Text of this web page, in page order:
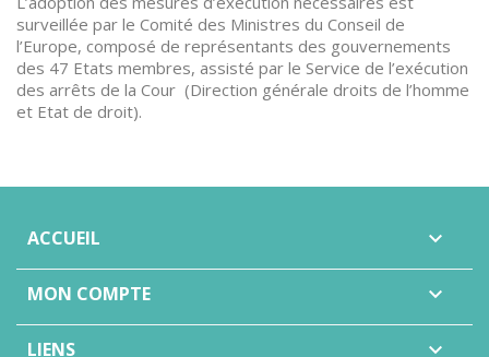
surveillée par le Comité des Ministres du Conseil de
l’Europe, composé de représentants des gouvernements
des 47 Etats membres, assisté par le Service de l’exécution
des arrêts de la Cour (Direction générale droits de l’homme
et Etat de droit).
ACCUEIL 
MON COMPTE 
LIENS 